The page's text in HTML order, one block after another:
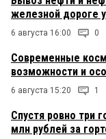
железной дороге
6 августа 16:00 0
Современные
возможности и
6 августа 15:20 1
Спустя ровно три
млн рублей за